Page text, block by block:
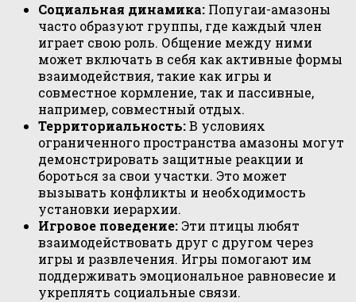
Социальная динамика: Попугаи-амазоны
часто образуют группы, где каждый член
играет свою роль. Общение между ними
может включать в себя как активные формы
взаимодействия, такие как игры и
совместное кормление, так и пассивные,
например, совместный отдых.
Территориальность:В условиях
ограниченного пространства амазоны могут
демонстрировать защитные реакции и
бороться за свои участки. Это может
вызывать конфликты и необходимость
установки иерархии.
Игровое поведение: Эти птицы любят
взаимодействовать друг с другом через
игры и развлечения. Игры помогают им
поддерживать эмоциональное равновесие и
укреплять социальные связи.